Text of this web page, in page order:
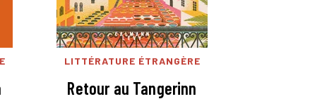
LITTÉRATURE ÉTRANGÈRE
Retour au Tangerinn